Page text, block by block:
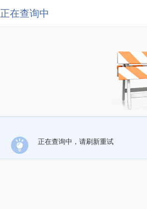
正在查询中
正在查询中，请刷新重试